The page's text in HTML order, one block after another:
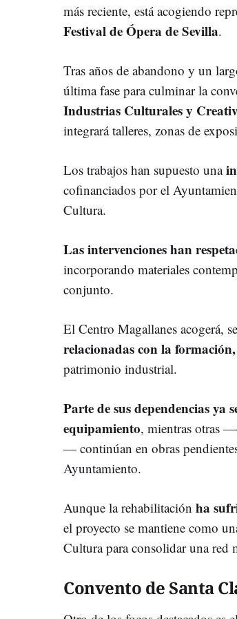
más reciente, está acogiendo
Festival de Ópera de Sevilla.
Tras años de abandono y un
última fase para culminar la
Industrias Culturales y
integrará talleres, zonas de
Los trabajos han supuesto una
cofinanciados por el
Cultura.
Las intervenciones han
incorporando materiales
conjunto.
El Centro Magallanes acogerá,
relacionadas con la
patrimonio industrial.
Parte de sus dependencias ya
equipamiento, mientras otras
— continúan en obras
Ayuntamiento.
Aunque la rehabilitación ha
el proyecto se mantiene como
Cultura para consolidar una red
Convento de Santa